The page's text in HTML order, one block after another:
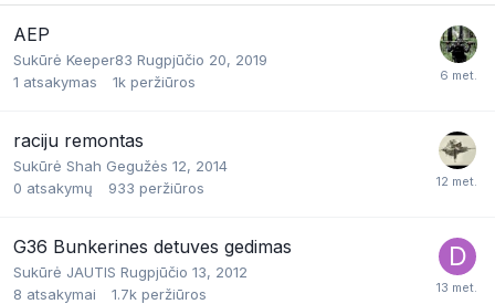
AEP
Sukūrė Keeper83 Rugpjūčio 20, 2019
1 atsakymas 1k peržiūros
raciju remontas
Sukūrė Shah Gegužės 12, 2014
0 atsakymų 933 peržiūros
G36 Bunkerines detuves gedimas
Sukūrė JAUTIS Rugpjūčio 13, 2012
8 atsakymai 1.7k peržiūros